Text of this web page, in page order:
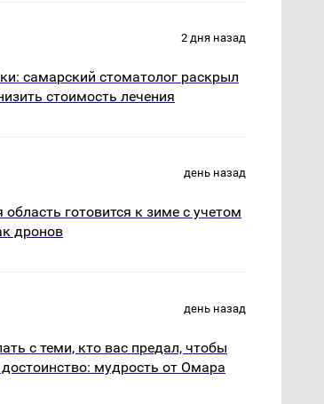
2 дня назад
самарский стоматолог раскрыл
стоимость лечения
день назад
готовится к зиме с учетом
дронов
день назад
с теми, кто вас предал, чтобы
мудрость от Омара